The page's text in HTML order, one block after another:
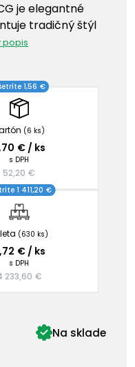
je elegantné
tradičný štýl
popis
(6 ks)
1,56 €
€ / ks
s DPH
52,20 €
(630 ks)
1 411,20 €
€ / ks
s DPH
233,60 €
Na sklade